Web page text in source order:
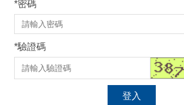
*密碼
*驗證碼
登入